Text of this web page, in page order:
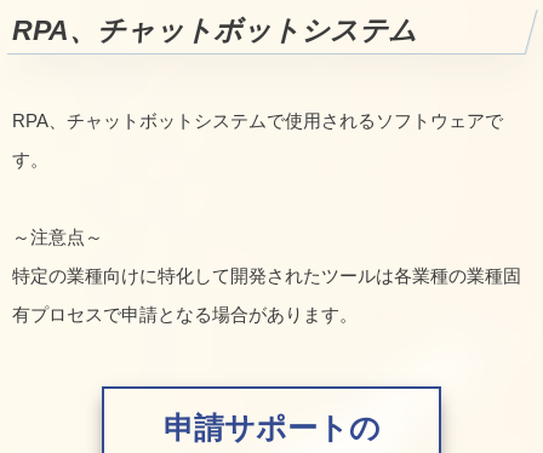
RPA、チャットボットシステム
RPA、チャットボットシステムで使用されるソフトウェアで
す。
～注意点～
特定の業種向けに特化して開発されたツールは各業種の業種固
有プロセスで申請となる場合があります。
申請サポートの